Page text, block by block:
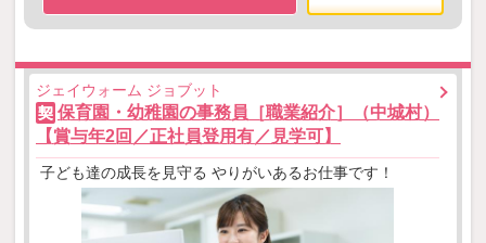
ジェイウォーム ジョブット
契 保育園・幼稚園の事務員［職業紹介］（中城村）
【賞与年2回／正社員登用有／見学可】
子ども達の成長を見守る やりがいあるお仕事です！